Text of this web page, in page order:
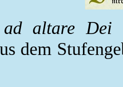
altare Dei
dem